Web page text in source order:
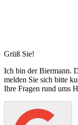
Grüß Sie!
Ich bin der Biermann.
melden Sie sich bitte
Ihre Fragen rund ums